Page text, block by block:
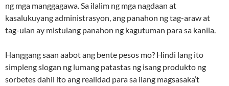
ng mga manggagawa. Sa ilalim ng mga nagdaan at
kasalukuyang administrasyon, ang panahon ng tag-araw at
tag-ulan ay mistulang panahon ng kagutuman para sa kanila.
Hanggang saan aabot ang bente pesos mo? Hindi lang ito
simpleng slogan ng lumang patastas ng isang produkto ng
sorbetes dahil ito ang realidad para sa ilang magsasaka’t